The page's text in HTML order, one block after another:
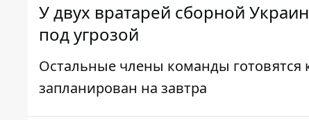
У двух вратарей сборной
под угрозой
Остальные члены команды
запланирован на завтра